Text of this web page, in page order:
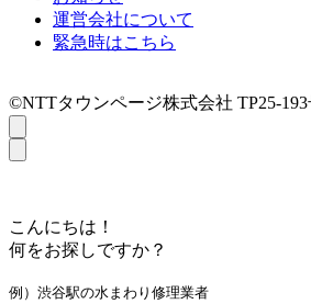
運営会社について
緊急時はこちら
©NTTタウンページ株式会社 TP25-193
こんにちは！
何をお探しですか？
例）渋谷駅の水まわり修理業者